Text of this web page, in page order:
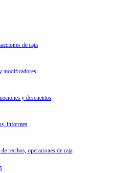
de caja
modificadores
y descuentos
informes
recibos, operaciones de caja